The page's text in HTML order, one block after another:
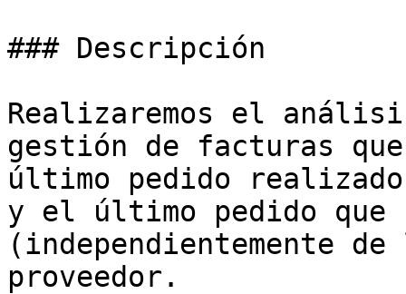
### Descripción
Realizaremos el
gestión de facturas
último pedido
y el último pedido que
(independientemente
proveedor.